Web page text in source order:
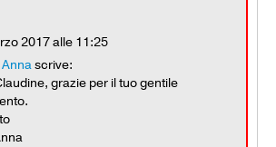
2017 alle 11:25
scrive:
grazie per il tuo gentile